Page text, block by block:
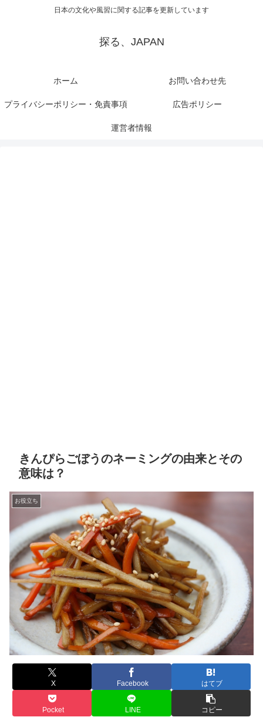
日本の文化や風習に関する記事を更新しています
探る、JAPAN
ホーム お問い合わせ先
プライバシーポリシー・免責事項 広告ポリシー
運営者情報
きんぴらごぼうのネーミングの由来とその
意味は？
お役立ち
X Facebook はてブ
Pocket LINE コピー